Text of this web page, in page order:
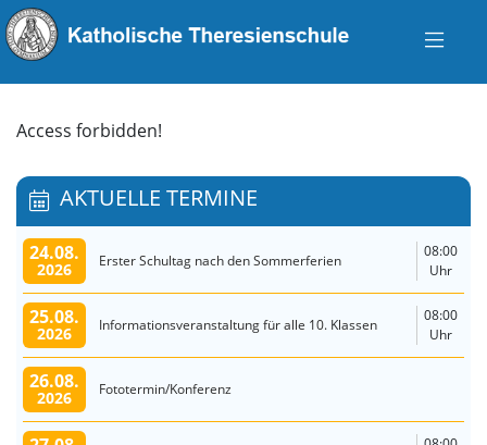
Access forbidden!
AKTUELLE TERMINE
24.08.
2026 Erster Schultag nach den Sommerferien
08:00
Uhr
25.08.
2026 Informationsveranstaltung für alle 10. Klassen
08:00
Uhr
26.08.
2026 Fototermin/Konferenz